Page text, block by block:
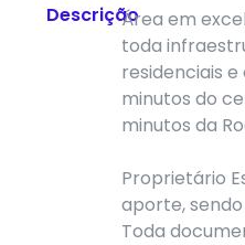
DescriçãoÁrea em
toda
residenciais e
minutos do
minutos da
Proprietário
aporte, sendo
Toda